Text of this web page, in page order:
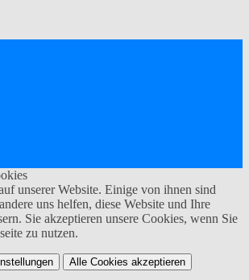
unserer Website. Einige von ihnen sind
uns helfen, diese Website und Ihre
Sie akzeptieren unsere Cookies, wenn Sie
zu nutzen.
Alle Cookies akzeptieren